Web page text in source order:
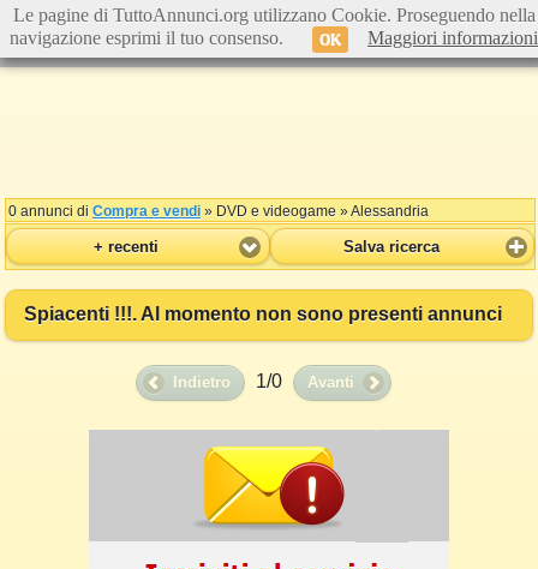
0 annunci di Compra e vendi » DVD e videogame » Alessandria
+ recenti Salva ricerca
Spiacenti !!!. Al momento non sono presenti annunci
Indietro 1/0 Avanti
Le pagine di TuttoAnnunci.org utilizzano Cookie. Proseguendo nella
navigazione esprimi il tuo consenso.
OK Maggiori informazioni